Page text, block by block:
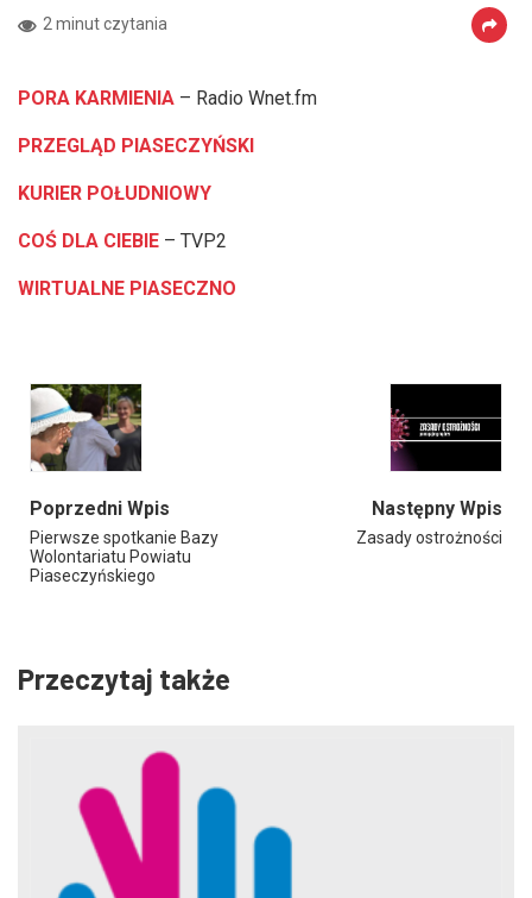
2 minut czytania
PORA KARMIENIA – Radio Wnet.fm
PRZEGLĄD PIASECZYŃSKI
KURIER POŁUDNIOWY
COŚ DLA CIEBIE – TVP2
WIRTUALNE PIASECZNO
Poprzedni Wpis
Pierwsze spotkanie Bazy
Wolontariatu Powiatu
Piaseczyńskiego
Następny Wpis
Zasady ostrożności
Przeczytaj także